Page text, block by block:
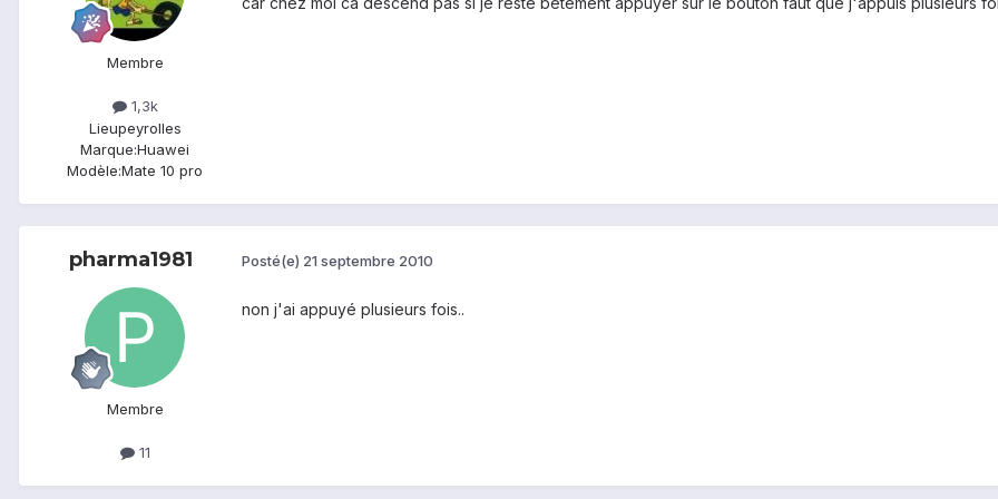
Membre
1,3k
Lieupeyrolles
Marque:Huawei
Modèle:Mate 10 pro
pharma1981
Membre
11
Posté(e) 21 septembre 2010
non j'ai appuyé plusieurs fois..